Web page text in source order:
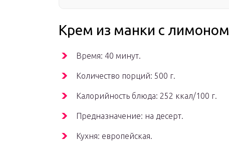
Крем из манки с лимоном
Время: 40 минут.
Количество порций: 500 г.
Калорийность блюда: 252 ккал/100 г.
Предназначение: на десерт.
Кухня: европейская.